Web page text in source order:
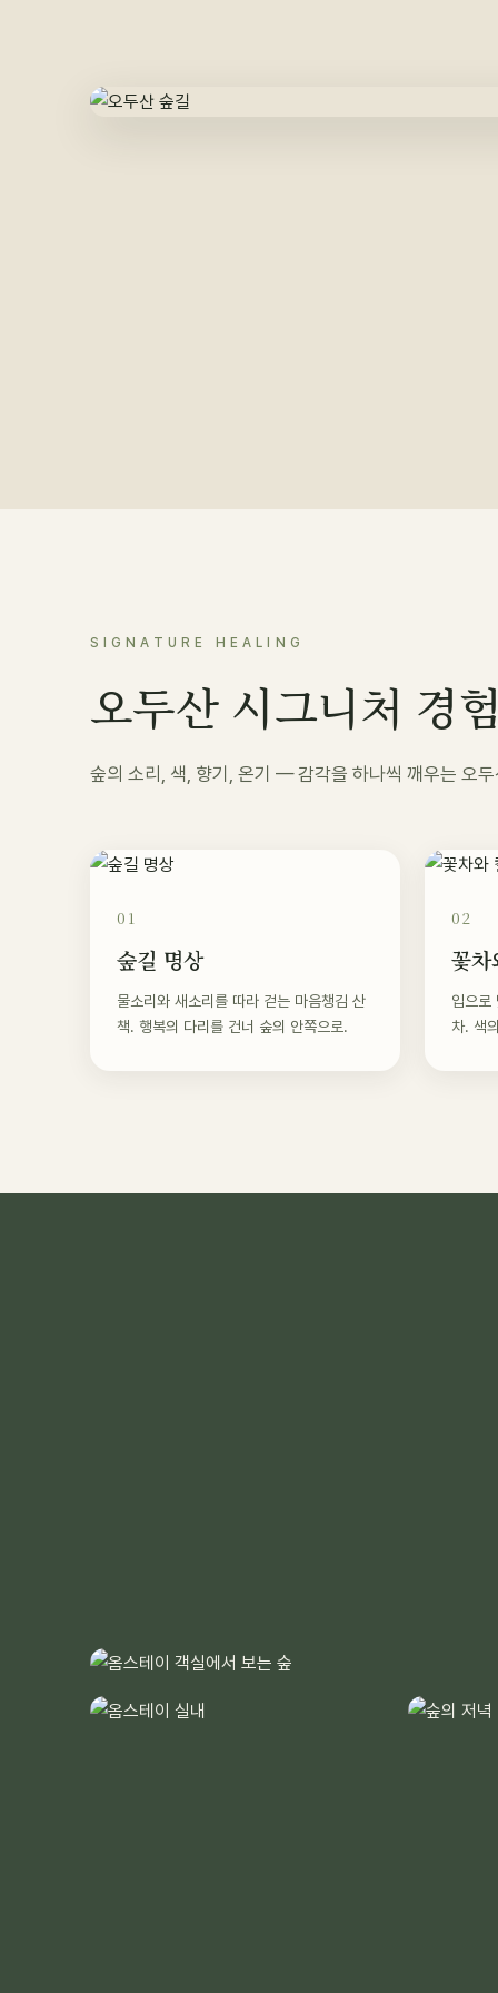
SIGNATURE HEALING
오두산 시그니처 경험
숲의 소리, 색, 향기, 온기 — 감각을 하나씩 깨우는 오
01
숲길 명상
물소리와 새소리를 따라 걷는 마음챙김 산
책. 행복의 다리를 건너 숲의 안쪽으로.
02
꽃차
입으로
차. 색